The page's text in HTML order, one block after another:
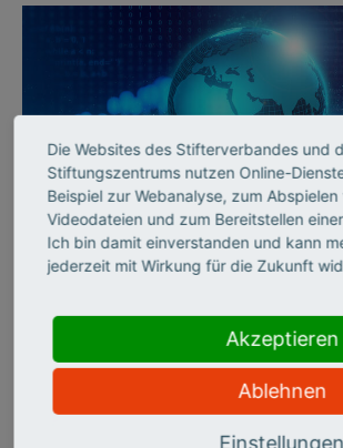
Andrea Frank
Die Websites des Stifterverbandes und
Stiftungszentrums nutzen Online-
Beispiel zur Webanalyse, zum
Videodateien und zum Bereitstellen
Ich bin damit einverstanden und kann
jederzeit mit Wirkung für die Zukunft
Akzeptieren
Ablehnen
Einstellungen